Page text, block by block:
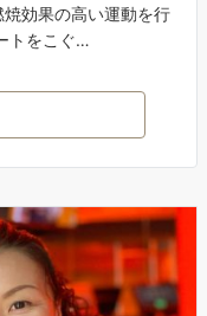
効果の高い運動を行
トをこぐ…